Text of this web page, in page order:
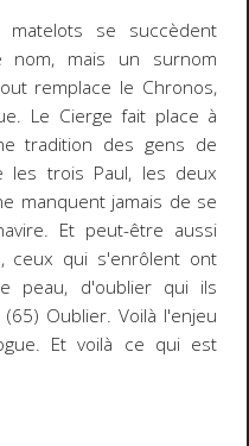
se succèdent
nom, mais un surnom
remplace le Chronos,
. Le Cierge fait place à
tradition des gens de
les trois Paul, les deux
manquent jamais de se
Et peut-être aussi
ceux qui s'enrôlent ont
peau, d'oublier qui ils
Oublier. Voilà l'enjeu
. Et voilà ce qui est